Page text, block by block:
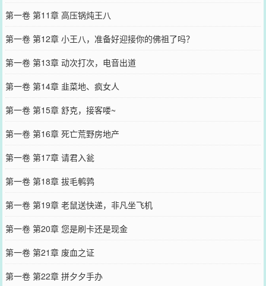
第一卷 第11章 高压锅炖王八
第一卷 第12章 小王八，准备好迎接你的佛祖了吗？
第一卷 第13章 动次打次，电音出道
第一卷 第14章 韭菜地、疯女人
第一卷 第15章 舒克，接客喽~
第一卷 第16章 死亡荒野房地产
第一卷 第17章 请君入瓮
第一卷 第18章 拔毛鹌鹑
第一卷 第19章 老鼠送快递，非凡坐飞机
第一卷 第20章 您是刷卡还是现金
第一卷 第21章 废血之证
第一卷 第22章 拼夕夕手办